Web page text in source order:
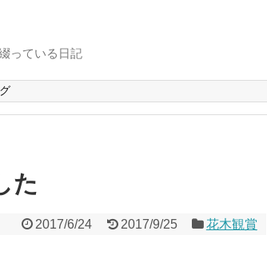
っている日記
た
2017/6/24 2017/9/25 花木観賞